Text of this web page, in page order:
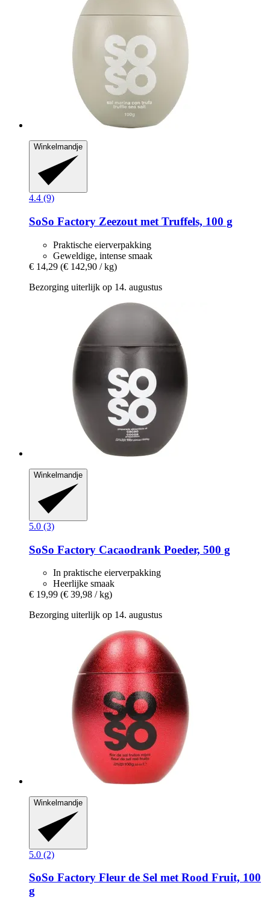
Winkelmandje
4.4 (9)
SoSo Factory Zeezout met Truffels, 100 g
Praktische eierverpakking
Geweldige, intense smaak
€ 14,29 (€ 142,90 / kg)
Bezorging uiterlijk op 14. augustus
Winkelmandje
5.0 (3)
SoSo Factory Cacaodrank Poeder, 500 g
In praktische eierverpakking
Heerlijke smaak
€ 19,99 (€ 39,98 / kg)
Bezorging uiterlijk op 14. augustus
Winkelmandje
5.0 (2)
SoSo Factory Fleur de Sel met Rood Fruit, 100
g